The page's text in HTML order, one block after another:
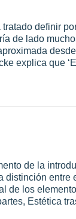
definir
de lado
explica que
de la
de los
Estética